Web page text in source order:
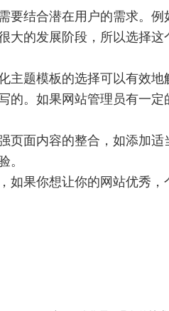
结合潜在用户的需求。例
大的发展阶段，所以选择这
题模板的选择可以有效地
。如果网站管理员有一定
面内容的整合，如添加适
。
果你想让你的网站优秀，